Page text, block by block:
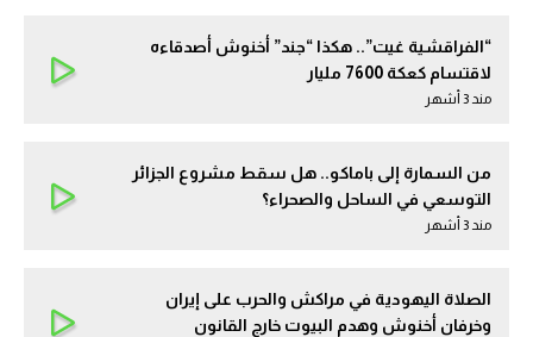
“الفراقشية غيت”.. هكذا “جند” أخنوش أصدقاءه
لاقتسام كعكة 7600 مليار
مند 3 أشهر
من السمارة إلى باماكو.. هل سقط مشروع الجزائر
التوسعي في الساحل والصحراء؟
مند 3 أشهر
الصلاة اليهودية في مراكش والحرب على إيران
وخرفان أخنوش وهدم البيوت خارج القانون